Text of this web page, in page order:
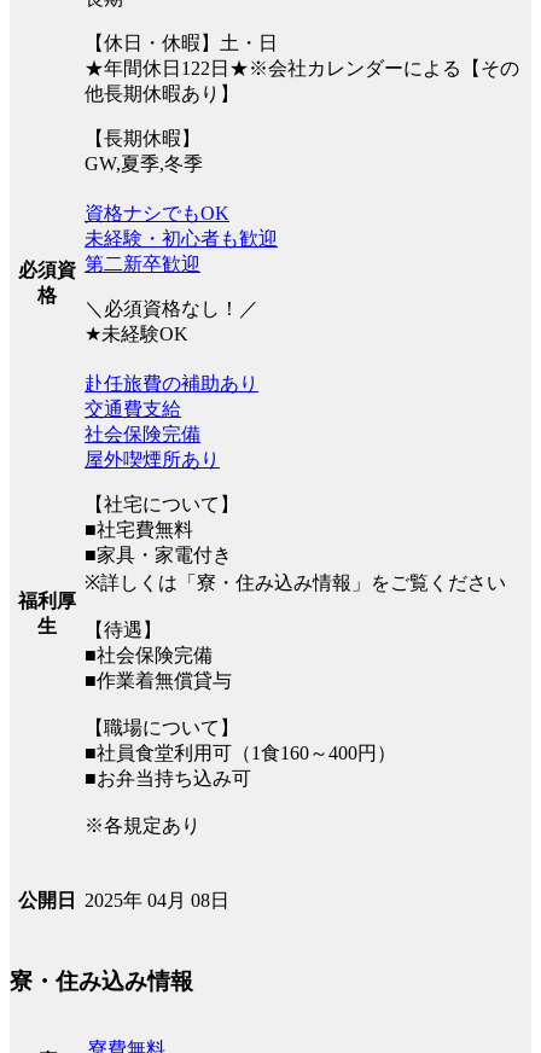
【休日・休暇】土・日
★年間休日122日★※会社カレンダーによる【その
他長期休暇あり】
【長期休暇】
GW,夏季,冬季
必須資
格
資格ナシでもOK
未経験・初心者も歓迎
第二新卒歓迎
＼必須資格なし！／
★未経験OK
福利厚
生
赴任旅費の補助あり
交通費支給
社会保険完備
屋外喫煙所あり
【社宅について】
■社宅費無料
■家具・家電付き
※詳しくは「寮・住み込み情報」をご覧ください
【待遇】
■社会保険完備
■作業着無償貸与
【職場について】
■社員食堂利用可（1食160～400円）
■お弁当持ち込み可
※各規定あり
公開日 2025年 04月 08日
寮・住み込み情報